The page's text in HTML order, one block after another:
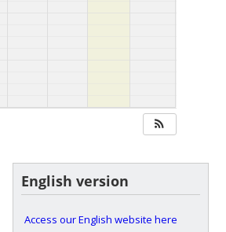
English version
Access our English website here